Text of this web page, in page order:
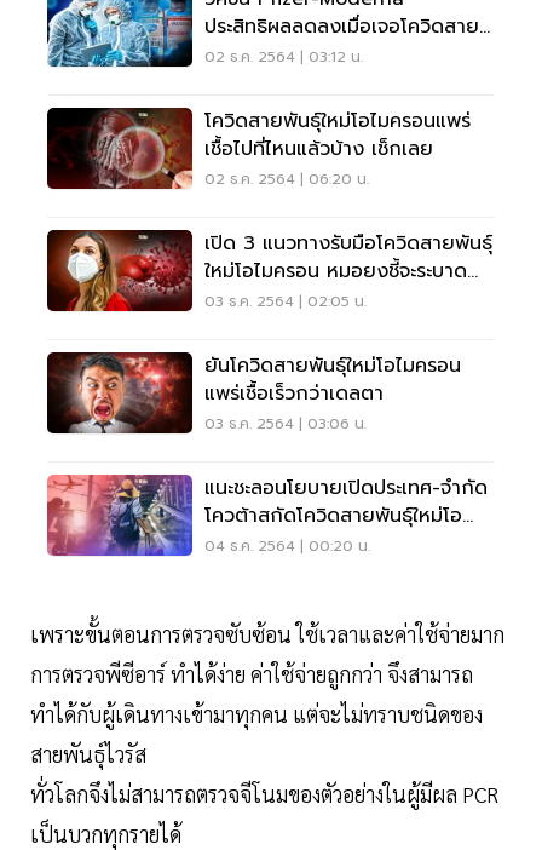
ประสิทธิผลลดลงเมื่อเจอโควิดสาย
ใหม่พันธุ์โอไมครอน
02 ธ.ค. 2564 | 03:12 น.
โควิดสายพันธุ์ใหม่โอไมครอนแพร่
เชื้อไปที่ไหนแล้วบ้าง เช็กเลย
02 ธ.ค. 2564 | 06:20 น.
เปิด 3 แนวทางรับมือโควิดสายพันธุ์
ใหม่โอไมครอน หมอยงชี้จะระบาด
แทนที่เดลตา
03 ธ.ค. 2564 | 02:05 น.
ยันโควิดสายพันธุ์ใหม่โอไมครอน
แพร่เชื้อเร็วกว่าเดลตา
03 ธ.ค. 2564 | 03:06 น.
แนะชะลอนโยบายเปิดประเทศ-จำกัด
โควต้าสกัดโควิดสายพันธุ์ใหม่โอ
ไมครอน
04 ธ.ค. 2564 | 00:20 น.
เพราะขั้นตอนการตรวจซับซ้อน ใช้เวลาและค่าใช้จ่ายมาก
การตรวจพีซีอาร์ ทำได้ง่าย ค่าใช้จ่ายถูกกว่า จึงสามารถ
ทำได้กับผู้เดินทางเข้ามาทุกคน แต่จะไม่ทราบชนิดของ
สายพันธุ์ไวรัส
ทั่วโลกจึงไม่สามารถตรวจจีโนมของตัวอย่างในผู้มีผล PCR
เป็นบวกทุกรายได้